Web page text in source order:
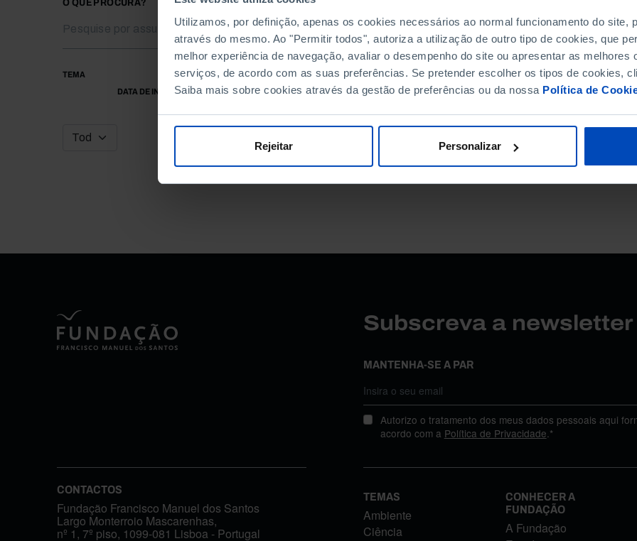
Utilizamos, por definição, apenas os cookies necessários ao normal funcionamento do site,
através do mesmo. Ao "Permitir todos", autoriza a utilização de outro tipo de cookies, que
melhor experiência de navegação, avaliar o desempenho do site ou apresentar as melhores
serviços, de acordo com as suas preferências. Se pretender escolher os tipos de cookies,
Saiba mais sobre cookies através da gestão de preferências ou da nossa Política de
Rejeitar Personalizar
O QUE PROCURA?
TEMA
DATA DE INÍCIO
DATA DE FIM
Subscreva a
MANTENHA-SE A PAR
Autorizo o tratamento dos meus dados pessoais aqui
acordo com a Política de Privacidade.*
CONTACTOS
Fundação Francisco Manuel dos Santos
Largo Monterroio Mascarenhas,
nº 1, 7º piso, 1099-081 Lisboa - Portugal
TEMAS
Ambiente
Ciência
CONHECER A
FUNDAÇÃO
A Fundação